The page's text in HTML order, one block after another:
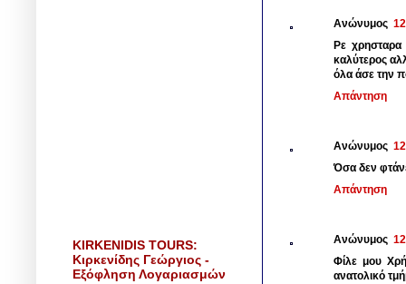
Ανώνυμος
Ρε χρησταρα
καλύτερος
όλα άσε την
Απάντηση
Ανώνυμος
Όσα δεν
Απάντηση
Ανώνυμος
Φίλε μου
ανατολικό
KIRKENIDIS TOURS:
Κιρκενίδης Γεώργιος -
Εξόφληση Λογαριασμών